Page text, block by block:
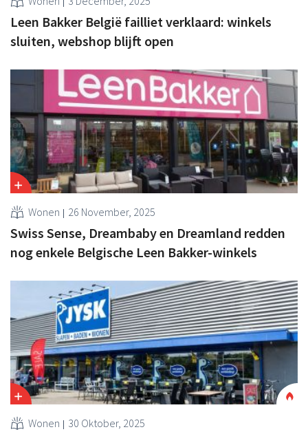
Leen Bakker België failliet verklaard: winkels
sluiten, webshop blijft open
Wonen 26 November, 2025
Swiss Sense, Dreambaby en Dreamland redden
nog enkele Belgische Leen Bakker-winkels
Wonen 30 Oktober, 2025